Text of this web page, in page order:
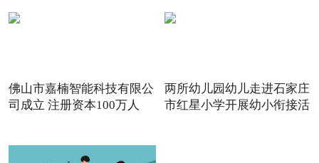
佛山市嘉楠智能科技有限公
司成立 注册资本100万人
两所幼儿园幼儿走进石家庄
市红星小学开展幼小衔接活